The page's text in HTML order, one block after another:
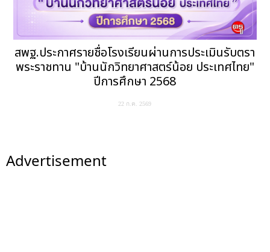
สพฐ.ประกาศรายชื่อโรงเรียนผ่านการประเมินรับตรา
พระราชทาน "บ้านนักวิทยาศาสตร์น้อย ประเทศไทย"
ปีการศึกษา 2568
22 ก.ค. 2569
Advertisement